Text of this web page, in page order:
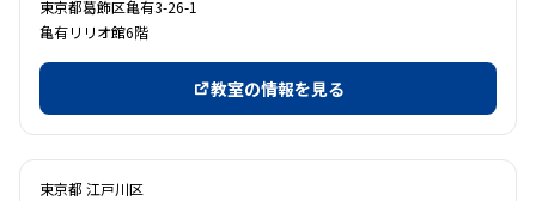
東京都葛飾区亀有3-26-1
亀有リリオ館6階
教室の情報を見る
東京都 江戸川区